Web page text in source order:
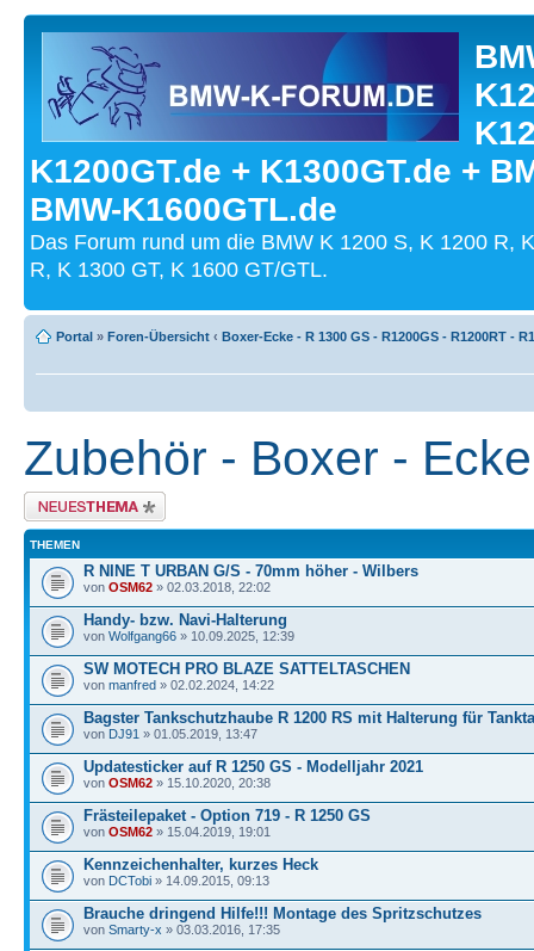
K1200GT.de + K1300GT.de +
BMW-K1600GTL.de
Das Forum rund um die BMW K 1200 S, K 1200 R,
R, K 1300 GT, K 1600 GT/GTL.
Portal » Foren-Übersicht ‹ Boxer-Ecke - R 1300 GS - R1200GS - R1200RT -
Zubehör - Boxer - Ecke
Neues Thema erstellen
THEMEN
R NINE T URBAN G/S - 70mm höher - Wilbers
von OSM62 » 02.03.2018, 22:02
Handy- bzw. Navi-Halterung
von Wolfgang66 » 10.09.2025, 12:39
SW MOTECH PRO BLAZE SATTELTASCHEN
von manfred » 02.02.2024, 14:22
Bagster Tankschutzhaube R 1200 RS mit Halterung für
von DJ91 » 01.05.2019, 13:47
Updatesticker auf R 1250 GS - Modelljahr 2021
von OSM62 » 15.10.2020, 20:38
Frästeilepaket - Option 719 - R 1250 GS
von OSM62 » 15.04.2019, 19:01
Kennzeichenhalter, kurzes Heck
von DCTobi » 14.09.2015, 09:13
Brauche dringend Hilfe!!! Montage des Spritzschutzes
von Smarty-x » 03.03.2016, 17:35